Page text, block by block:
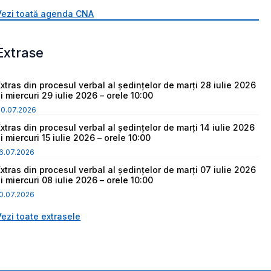
toată agenda CNA
din procesul verbal al ședințelor de marți 28 iulie 2026
miercuri 29 iulie 2026 – orele 10:00
din procesul verbal al ședințelor de marți 14 iulie 2026
miercuri 15 iulie 2026 – orele 10:00
din procesul verbal al ședințelor de marți 07 iulie 2026
miercuri 08 iulie 2026 – orele 10:00
toate extrasele